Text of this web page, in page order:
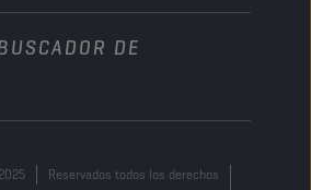
52 2620 Hemiksem
DE
Reservados todos los derechos